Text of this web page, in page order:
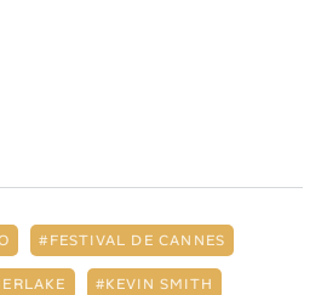
FESTIVAL DE CANNES
KEVIN SMITH